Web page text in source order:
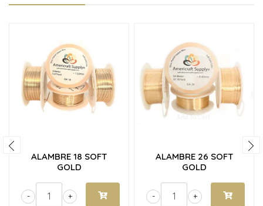
ALAMBRE 18 SOFT
GOLD
+
-
ALAMBRE 26 SOFT
GOLD
+
-